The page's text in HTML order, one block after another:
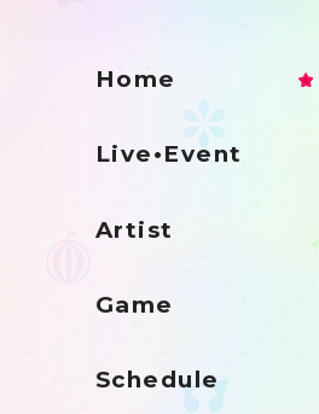
Home
Live•Event
Artist
Game
Schedule